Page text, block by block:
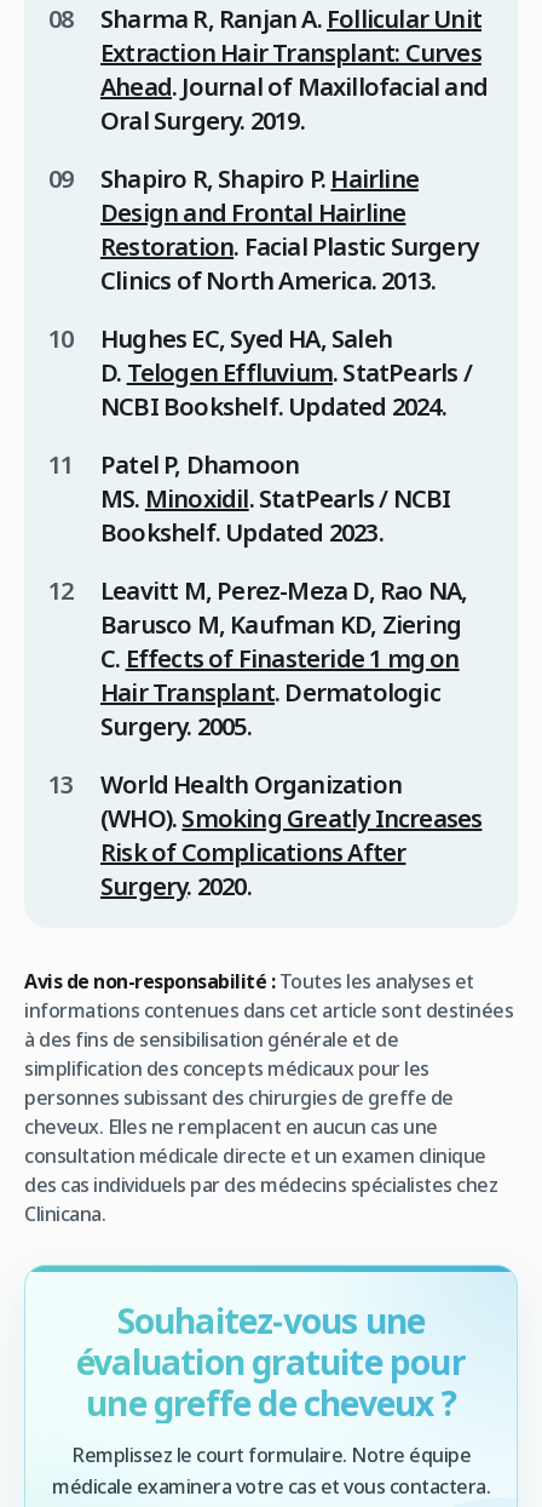
Sharma R, Ranjan A. Follicular Unit
Extraction Hair Transplant: Curves
Ahead. Journal of Maxillofacial and
Oral Surgery. 2019.
Shapiro R, Shapiro P. Hairline
Design and Frontal Hairline
Restoration. Facial Plastic Surgery
Clinics of North America. 2013.
Hughes EC, Syed HA, Saleh
D. Telogen Effluvium.StatPearls /
NCBI Bookshelf. Updated 2024.
Patel P, Dhamoon
MS. Minoxidil.StatPearls / NCBI
Bookshelf. Updated 2023.
Leavitt M, Perez-Meza D, Rao NA,
Barusco M, Kaufman KD, Ziering
C. Effects of Finasteride 1 mg on
Hair Transplant. Dermatologic
Surgery. 2005.
World Health Organization
(WHO).Smoking Greatly Increases
Risk of Complications After
Surgery. 2020.
Avis de non-responsabilité :Toutes les analyses et
informations contenues dans cet article sont destinées
à des fins de sensibilisation générale et de
simplification des concepts médicaux pour les
personnes subissant des chirurgies de greffe de
cheveux. Elles ne remplacent en aucun cas une
consultation médicale directe et un examen clinique
des cas individuels par des médecins spécialistes chez
Clinicana.
Souhaitez-vous une
évaluation gratuite pour
une greffe de cheveux ?
Remplissez le court formulaire. Notre équipe
médicale examinera votre cas et vous contactera.